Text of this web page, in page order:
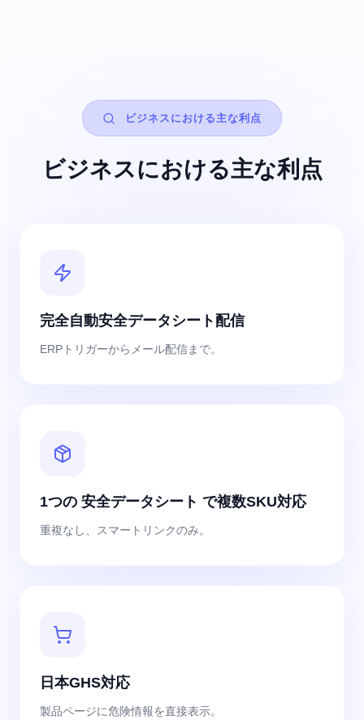
ビジネスにおける主な利点
ビジネスにおける主な利点
完全自動安全データシート配信
ERPトリガーからメール配信まで。
1つの 安全データシート で複数SKU対応
重複なし、スマートリンクのみ。
日本GHS対応
製品ページに危険情報を直接表示。